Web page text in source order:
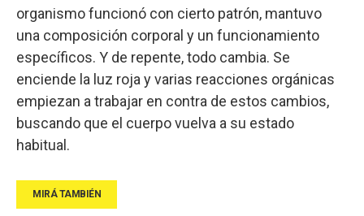
organismo funcionó con cierto patrón, mantuvo
una composición corporal y un funcionamiento
específicos. Y de repente, todo cambia. Se
enciende la luz roja y varias reacciones orgánicas
empiezan a trabajar en contra de estos cambios,
buscando que el cuerpo vuelva a su estado
habitual.